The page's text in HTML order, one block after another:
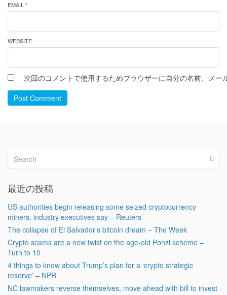
EMAIL *
WEBSITE
次回のコメントで使用するためブラウザーに自分の名前、メー
Post Comment
最近の投稿
US authorities begin releasing some seized cryptocurrency
miners, industry executives say – Reuters
The collapse of El Salvador’s bitcoin dream – The Week
Crypto scams are a new twist on the age-old Ponzi scheme –
Turn to 10
4 things to know about Trump’s plan for a ‘crypto strategic
reserve’ – NPR
NC lawmakers reverse themselves, move ahead with bill to invest